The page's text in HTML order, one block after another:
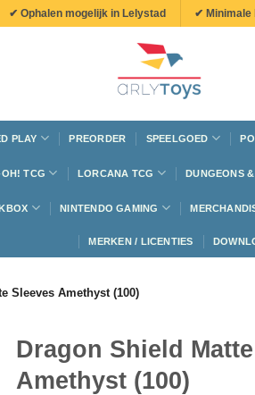
✔ Ophalen mogelijk in Lelystad ✔ Minimale
PLAY PREORDER SPEELGOED
TCG LORCANA TCG DUNGEONS
NINTENDO GAMING
MERKEN / LICENTIES
Sleeves Amethyst (100)
Dragon Shield
Amethyst (100)